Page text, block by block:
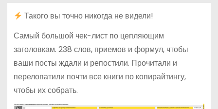
Такого вы точно никогда не видели!
Самый большой чек-лист по цепляющим
заголовкам. 238 слов, приемов и формул, чтобы
ваши посты ждали и репостили. Прочитали и
перелопатили почти все книги по копирайтингу,
чтобы их собрать.